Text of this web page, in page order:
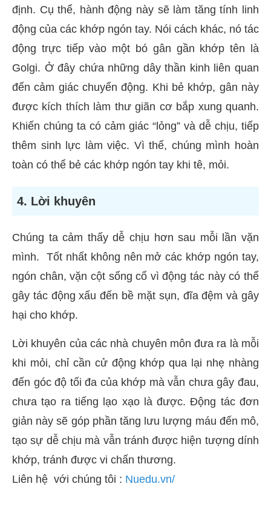
định. Cụ thể, hành động này sẽ làm tăng tính linh
động của các khớp ngón tay. Nói cách khác, nó tác
động trực tiếp vào một bó gân gần khớp tên là
Golgi. Ở đây chứa những dây thần kinh liên quan
đến cảm giác chuyển động. Khi bẻ khớp, gân này
được kích thích làm thư giãn cơ bắp xung quanh.
Khiến chúng ta có cảm giác “lỏng” và dễ chịu, tiếp
thêm sinh lực làm việc. Vì thế, chúng mình hoàn
toàn có thể bẻ các khớp ngón tay khi tê, mỏi.
4. Lời khuyên
Chúng ta cảm thấy dễ chịu hơn sau mỗi lần vặn
mình. Tốt nhất không nên mở các khớp ngón tay,
ngón chân, vặn cột sống cổ vì động tác này có thể
gây tác động xấu đến bề mặt sụn, đĩa đệm và gây
hại cho khớp.
Lời khuyên của các nhà chuyên môn đưa ra là mỗi
khi mỏi, chỉ cần cử động khớp qua lại nhẹ nhàng
đến góc độ tối đa của khớp mà vẫn chưa gây đau,
chưa tạo ra tiếng lạo xạo là được. Động tác đơn
giản này sẽ góp phần tăng lưu lượng máu đến mô,
tạo sự dễ chịu mà vẫn tránh được hiện tượng dính
khớp, tránh được vi chấn thương.
Liên hệ với chúng tôi : Nuedu.vn/